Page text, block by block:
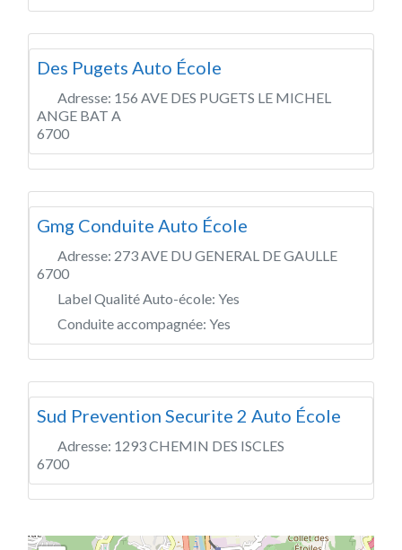
Des Pugets Auto École
Adresse: 156 AVE DES PUGETS LE MICHEL
ANGE BAT A
6700
Gmg Conduite Auto École
Adresse: 273 AVE DU GENERAL DE GAULLE
6700
Label Qualité Auto-école: Yes
Conduite accompagnée: Yes
Sud Prevention Securite 2 Auto École
Adresse: 1293 CHEMIN DES ISCLES
6700